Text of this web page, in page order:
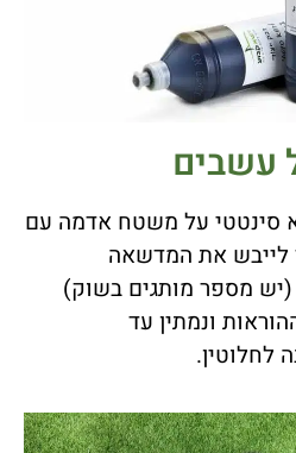
עשבים
סינטטי על משטח אדמה עם
לייבש את המדשאה
מספר מותגים בשוק)
ונמתין עד
לחלוטין.